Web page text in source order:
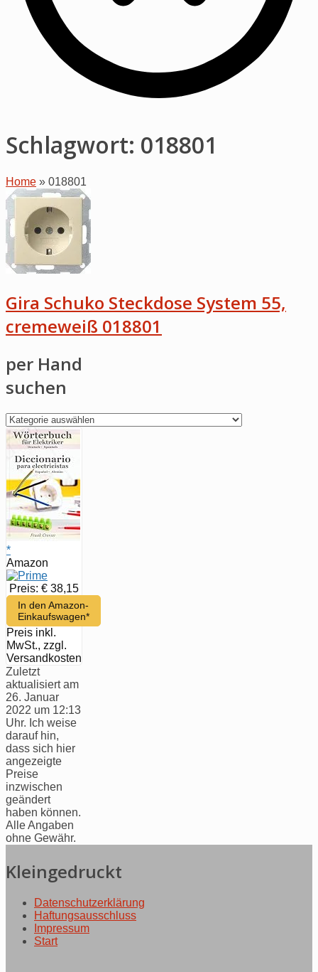
Schlagwort: 018801
Home » 018801
Open
post
Gira Schuko Steckdose System 55,
cremeweiß 018801
per Hand
suchen
per
Hand
suchen
*
Amazon
Preis: € 38,15
In den Amazon-
Einkaufswagen*
Preis inkl.
MwSt., zzgl.
Versandkosten
Zuletzt
aktualisiert am
26. Januar
2022 um 12:13
Uhr. Ich weise
darauf hin,
dass sich hier
angezeigte
Preise
inzwischen
geändert
haben können.
Alle Angaben
ohne Gewähr.
Kleingedruckt
Datenschutzerklärung
Haftungsausschluss
Impressum
Start